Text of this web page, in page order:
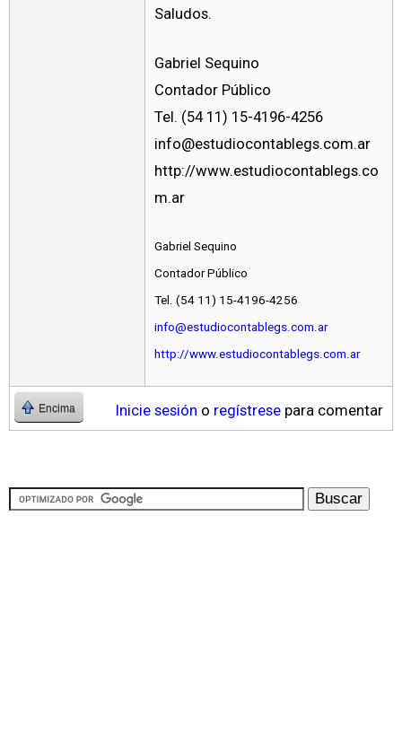
Saludos.
Gabriel Sequino
Contador Público
Tel. (54 11) 15-4196-4256
info@estudiocontablegs.com.ar
http://www.estudiocontablegs.co
m.ar
Gabriel Sequino
Contador Público
Tel. (54 11) 15-4196-4256
info@estudiocontablegs.com.ar
http://www.estudiocontablegs.com.ar
Encima Inicie sesión o regístrese para comentar